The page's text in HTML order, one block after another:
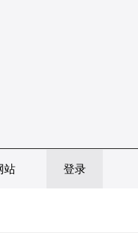
站 登录